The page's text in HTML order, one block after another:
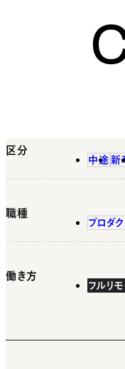
区分
中途 新
職種
プロダ
働き方
フルリ